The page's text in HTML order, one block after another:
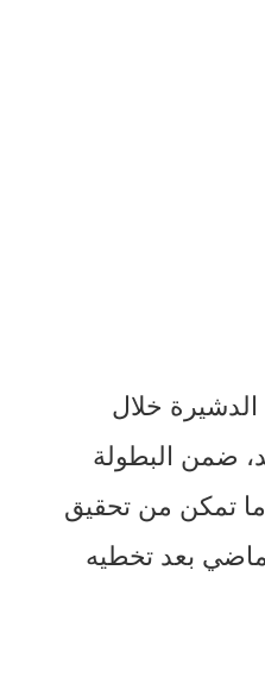
خلال
ضمن البطولة
تمكن من تحقيق
بعد تخطيه